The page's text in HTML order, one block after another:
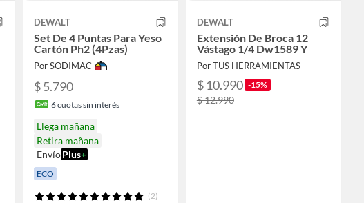
DEWALT
Set De 4 Puntas Para Yeso
Cartón Ph2 (4Pzas)
Por SODIMAC
$ 5.790
6cuotas sin interés
Llega mañana
Retira mañana
EnvíoPlus+
ECO
(2)
DEWALT
Extensión De Broca 12
Vástago 1/4 Dw1589 Y
Por TUS HERRAMIENTAS
$ 10.990 -15%
$ 12.990